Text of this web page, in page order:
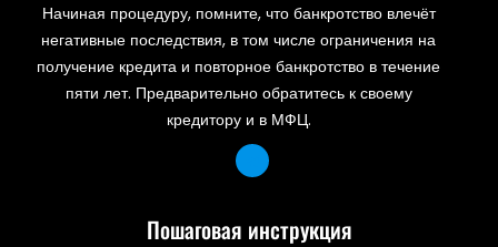
Начиная процедуру, помните, что банкротство влечёт
негативные последствия, в том числе ограничения на
получение кредита и повторное банкротство в течение
пяти лет. Предварительно обратитесь к своему
кредитору и в МФЦ.
Пошаговая инструкция